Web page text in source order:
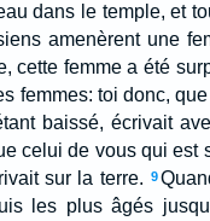
dans le temple, et
amenèrent une
cette femme a été
femmes: toi donc,
baissé, écrivait
celui de vous qui est
sur la terre. 9
les plus âgés